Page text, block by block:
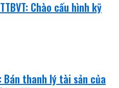
Chào cấu hình kỹ
Bán thanh lý tài sản của